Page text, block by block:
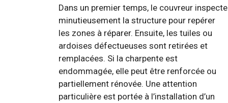
Dans un premier temps, le couvreur inspecte
minutieusement la structure pour repérer
les zones à réparer. Ensuite, les tuiles ou
ardoises défectueuses sont retirées et
remplacées. Si la charpente est
endommagée, elle peut être renforcée ou
partiellement rénovée. Une attention
particulière est portée à l’installation d’un